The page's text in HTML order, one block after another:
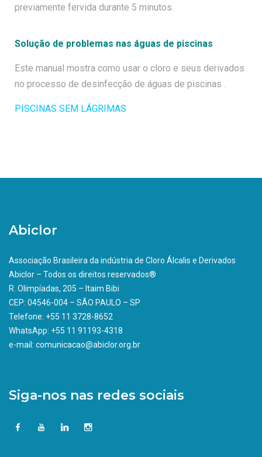
previamente fervida durante 5 minutos.
Solução de problemas nas águas de piscinas
Este manual mostra como usar o cloro e seus derivados
no processo de desinfecção de águas de piscinas .
PISCINAS SEM LÁGRIMAS
Abiclor
Associação Brasileira da indústria de Cloro Álcalis e Derivados
Abiclor – Todos os direitos reservados®
R. Olimpíadas, 205 – Itaim Bibi
CEP: 04546-004 – SÃO PAULO – SP
Telefone: +55 11 3728-8652
WhatsApp: +55 11 91193-4318
e-mail: comunicacao@abiclor.org.br
Siga-nos nas redes sociais